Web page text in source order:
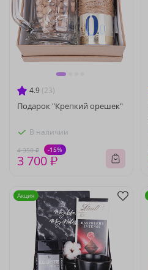
4.9 (23)
Подарок "Крепкий орешек"
В наличии
4 350 ₽ -15%
3 700 ₽
Акция